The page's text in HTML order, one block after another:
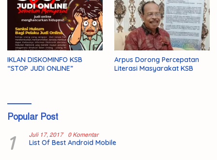
IKLAN DISKOMINFO KSB
“STOP JUDI ONLINE”
Arpus Dorong Percepatan
Literasi Masyarakat KSB
Popular Post
1 Juli 17, 2017 0 Komentar
List Of Best Android Mobile